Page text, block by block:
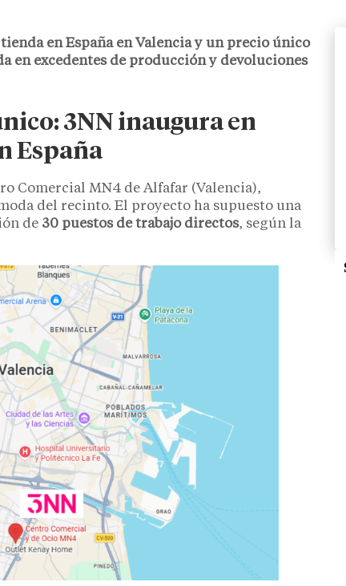
en España en Valencia y un precio único
en excedentes de producción y devoluciones
3NN inaugura en
España
Comercial MN4 de Alfafar (Valencia),
del recinto. El proyecto ha supuesto una
de 30 puestos de trabajo directos, según la